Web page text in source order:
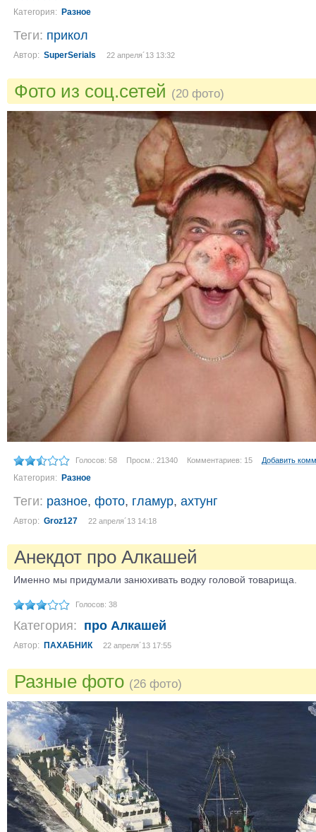
Категория: Разное
Теги: прикол
Автор: SuperSerials 22 апреля´13 13:32
Фото из соц.сетей (20 фото)
Голосов: 58 Просм.: 21340 Комментариев: 15 Добавить
Категория: Разное
Теги: разное, фото, гламур, ахтунг
Автор: Groz127 22 апреля´13 14:18
Анекдот про Алкашей
Именно мы придумали занюхивать водку головой товарища.
Голосов: 38
Категория: про Алкашей
Автор: ПАХАБНИК 22 апреля´13 17:55
Разные фото (26 фото)